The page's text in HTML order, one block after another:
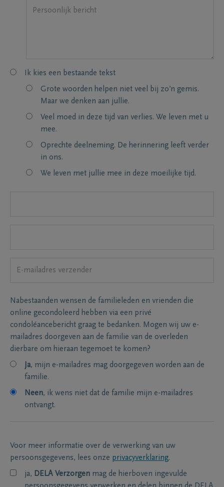
Ik kies een bestaande tekst
Grote woorden helpen niet veel bij zo’n gemis.
Maar we denken aan jullie.
Veel moed in deze tijd van verlies. We leven met u
mee.
Oprechte deelneming. De herinnering leeft verder
in ons.
We leven met jullie mee in deze moeilijke tijd.
Nabestaanden wensen de familieleden en vrienden die
online gecondoleerd hebben via een privé
condoléancebericht graag te bedanken. Mogen wij uw e-
mailadres doorgeven aan de familie van de overleden
dierbare om hieraan tegemoet te komen?
Ja, mijn e-mailadres mag doorgegeven worden aan de
familie.
Neen, ik wens niet dat de familie mijn e-mailadres
ontvangt.
Voor meer informatie over de verwerking van uw
persoonsgegevens, lees onze privacyverklaring.
ja, DELA Verzorgen mag de hierboven ingevulde